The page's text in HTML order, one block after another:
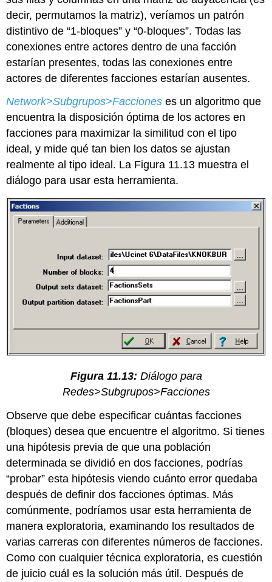
decir, permutamos la matriz), veríamos un patrón
distintivo de “1-bloques” y “0-bloques”. Todas las
conexiones entre actores dentro de una facción
estarían presentes, todas las conexiones entre
actores de diferentes facciones estarían ausentes.
Network>Subgrupos>Facciones es un algoritmo que
encuentra la disposición óptima de los actores en
facciones para maximizar la similitud con el tipo
ideal, y mide qué tan bien los datos se ajustan
realmente al tipo ideal. La Figura 11.13 muestra el
diálogo para usar esta herramienta.
Figura 11.13: Diálogo para
Redes>Subgrupos>Facciones
Observe que debe especificar cuántas facciones
(bloques) desea que encuentre el algoritmo. Si tienes
una hipótesis previa de que una población
determinada se dividió en dos facciones, podrías
“probar” esta hipótesis viendo cuánto error quedaba
después de definir dos facciones óptimas. Más
comúnmente, podríamos usar esta herramienta de
manera exploratoria, examinando los resultados de
varias carreras con diferentes números de facciones.
Como con cualquier técnica exploratoria, es cuestión
de juicio cuál es la solución más útil. Después de